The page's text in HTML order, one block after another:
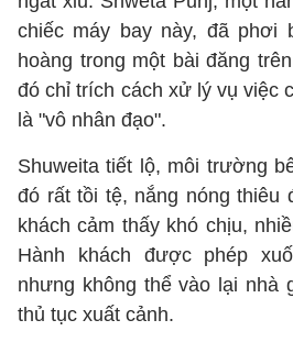
chiếc máy bay này, đã phơi
hoàng trong một bài đăng
đó chỉ trích cách xử lý vụ việc
là "vô nhân đạo".
Shuweita tiết lộ, môi trường
đó rất tồi tệ, nắng nóng thiêu
khách cảm thấy khó chịu,
Hành khách được phép
nhưng không thể vào lại nhà
thủ tục xuất cảnh.